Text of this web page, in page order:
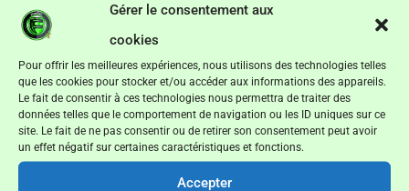
Gérer le consentement aux
cookies
Pour offrir les meilleures expériences, nous utilisons des technologies telles
que les cookies pour stocker et/ou accéder aux informations des appareils.
Le fait de consentir à ces technologies nous permettra de traiter des
données telles que le comportement de navigation ou les ID uniques sur ce
site. Le fait de ne pas consentir ou de retirer son consentement peut avoir
un effet négatif sur certaines caractéristiques et fonctions.
Accepter
Détails
Date Temps Ligue Saison
30/05/2026 15h00 Sud Coupe Sénior